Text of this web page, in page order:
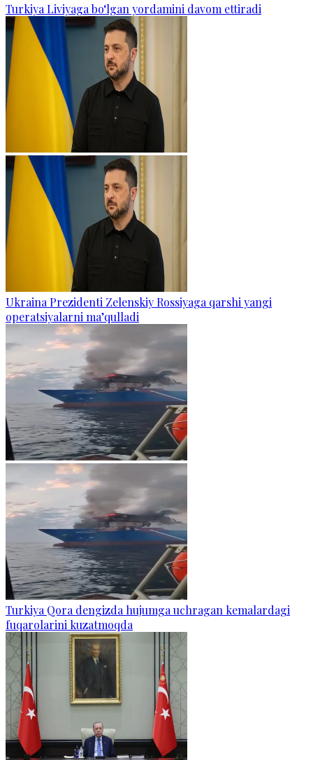
Turkiya Liviyaga bo‘lgan yordamini davom ettiradi
Ukraina Prezidenti Zelenskiy Rossiyaga qarshi yangi
operatsiyalarni ma’qulladi
Turkiya Qora dengizda hujumga uchragan kemalardagi
fuqarolarini kuzatmoqda